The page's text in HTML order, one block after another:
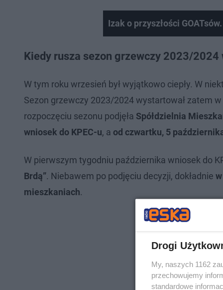
Izak o przyszłości
Kiedy rusza sezon grzewczy 2023/2024
W tym roku wrzesień był wyjątkowo ciepły. W
Sezon grzewczy 2023/2024 wystartował zatem
rozpoczęciu sezonu podjęła Spółdzielnia
wniosek do KPEC-u, a od czwartku, 5
W pierwszym tygodniu października wniosek do
Brdą”. Niebawem po podjęciu decyzji, dokładnie
mieszkaniach.
Drogi
My, naszych 1162
przechowujemy
standardowe